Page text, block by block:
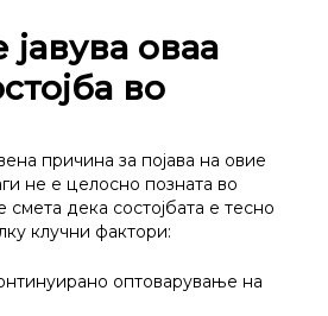
оваа
во
причина за појава на овие
не е целосно позната во
дека состојбата е тесно
клучни фактори:
оптоварување на